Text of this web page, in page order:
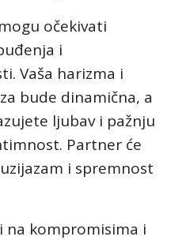
očekivati
i
Vaša harizma i
bude dinamična, a
ljubav i pažnju
Partner će
i spremnost
na kompromisima i